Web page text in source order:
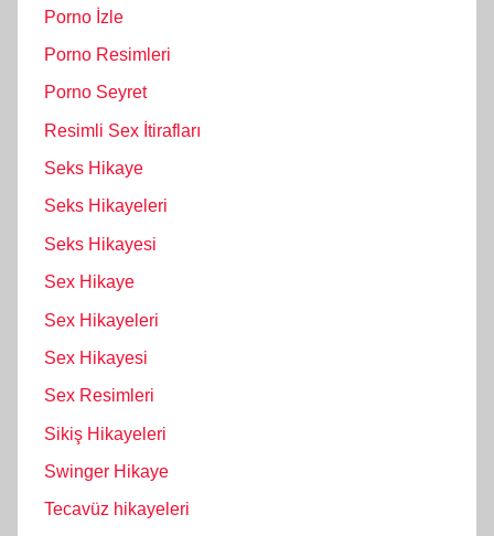
Porno İzle
Porno Resimleri
Porno Seyret
Resimli Sex İtirafları
Seks Hikaye
Seks Hikayeleri
Seks Hikayesi
Sex Hikaye
Sex Hikayeleri
Sex Hikayesi
Sex Resimleri
Sikiş Hikayeleri
Swinger Hikaye
Tecavüz hikayeleri